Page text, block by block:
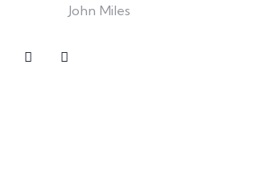
John Miles